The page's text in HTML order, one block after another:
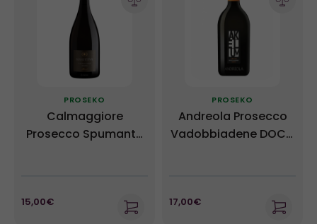
PROSEKO
Calmaggiore
Prosecco Spumante
15,00€
PROSEKO
Andreola Prosecco
Vadobbiadene DOCG
17,00€